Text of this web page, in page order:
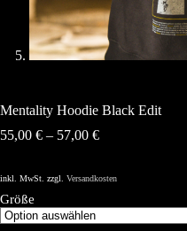
Mentality Hoodie Black Edit
55,00 € – 57,00 €
inkl. MwSt. zzgl. Versandkosten
Größe